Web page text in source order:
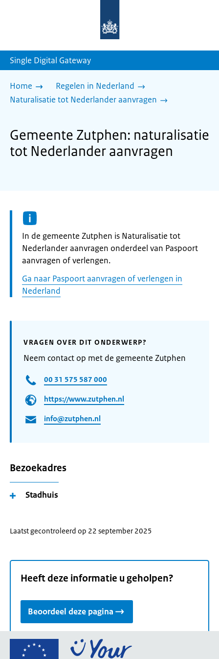
homepage
Single Digital Gateway
Home
Regelen in Nederland
Naturalisatie tot Nederlander aanvragen
Gemeente Zutphen: naturalisatie
tot Nederlander aanvragen
Informatie:
In de gemeente Zutphen is Naturalisatie tot
Nederlander aanvragen onderdeel van Paspoort
aanvragen of verlengen.
Ga naar Paspoort aanvragen of verlengen in
Nederland
VRAGEN OVER DIT ONDERWERP?
Neem contact op met de gemeente Zutphen
00 31 575 587 000
https://www.zutphen.nl
info@zutphen.nl
Bezoekadres
Stadhuis
Laatst gecontroleerd op 22 september 2025
Heeft deze informatie u geholpen?
Beoordeel deze pagina
Ga